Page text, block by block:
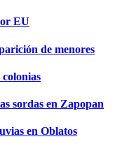
EU
de menores
sordas en Zapopan
en Oblatos